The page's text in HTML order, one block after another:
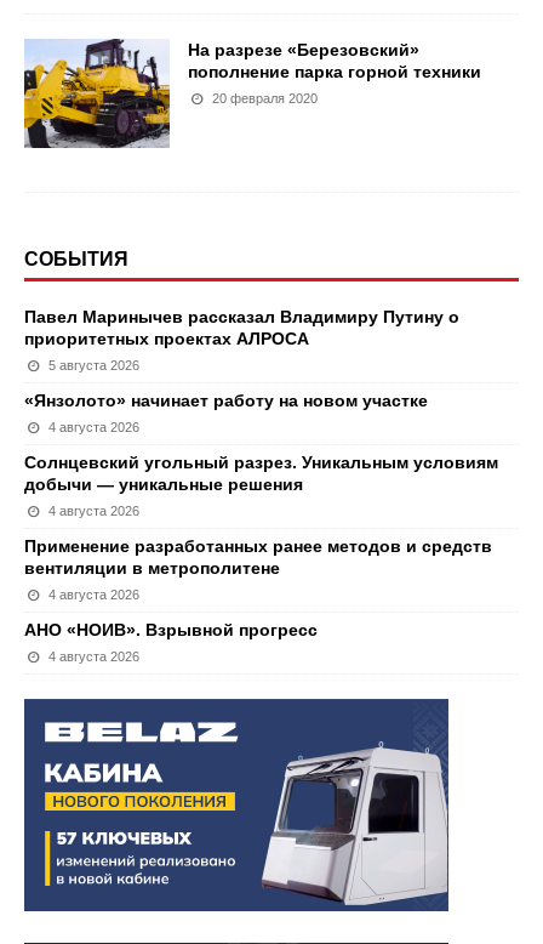
На разрезе «Березовский»
пополнение парка горной техники
20 февраля 2020
СОБЫТИЯ
Павел Маринычев рассказал Владимиру Путину о
приоритетных проектах АЛРОСА
5 августа 2026
«Янзолото» начинает работу на новом участке
4 августа 2026
Солнцевский угольный разрез. Уникальным условиям
добычи — уникальные решения
4 августа 2026
Применение разработанных ранее методов и средств
вентиляции в метрополитене
4 августа 2026
АНО «НОИВ». Взрывной прогресс
4 августа 2026